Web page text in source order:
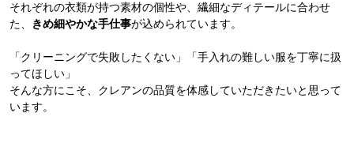
それぞれの衣類が持つ素材の個性や、繊細なディテールに合わせ
た、
きめ細やかな手仕事が込められています。
「クリーニングで失敗したくない」「手入れの難しい服を丁寧に扱
ってほしい」
そんな方にこそ、クレアンの品質を体感していただきたいと思って
います。